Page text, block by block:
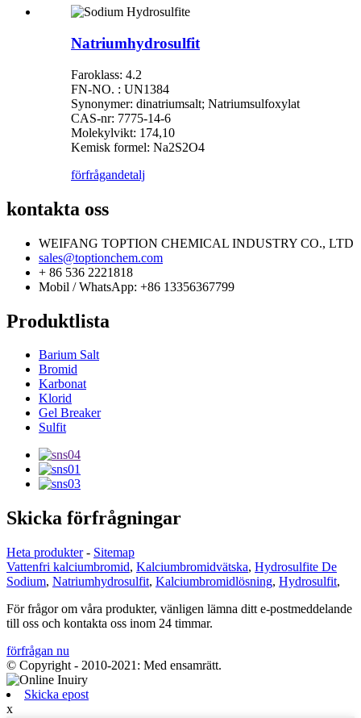
Natriumhydrosulfit
Faroklass: 4.2
FN-NO. : UN1384
Synonymer: dinatriumsalt; Natriumsulfoxylat
CAS-nr: 7775-14-6
Molekylvikt: 174,10
Kemisk formel: Na2S2O4
förfrågandetalj
kontakta oss
WEIFANG TOPTION CHEMICAL INDUSTRY CO., LTD
sales@toptionchem.com
+ 86 536 2221818
Mobil / WhatsApp: +86 13356367799
Produktlista
Barium Salt
Bromid
Karbonat
Klorid
Gel Breaker
Sulfit
Skicka förfrågningar
Heta produkter- Sitemap
Vattenfri kalciumbromid, Kalciumbromidvätska, Hydrosulfite De
Sodium, Natriumhydrosulfit, Kalciumbromidlösning, Hydrosulfit,
För frågor om våra produkter, vänligen lämna ditt e-postmeddelande
till oss och kontakta oss inom 24 timmar.
förfrågan nu
© Copyright - 2010-2021: Med ensamrätt.
Skicka epost
x